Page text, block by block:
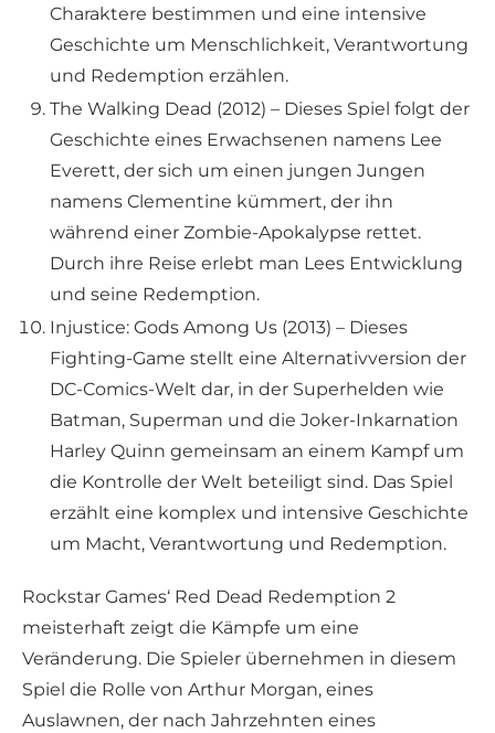
Charaktere bestimmen und eine intensive
Geschichte um Menschlichkeit, Verantwortung
und Redemption erzählen.
The Walking Dead (2012) – Dieses Spiel folgt der
Geschichte eines Erwachsenen namens Lee
Everett, der sich um einen jungen Jungen
namens Clementine kümmert, der ihn
während einer Zombie-Apokalypse rettet.
Durch ihre Reise erlebt man Lees Entwicklung
und seine Redemption.
Injustice: Gods Among Us (2013) – Dieses
Fighting-Game stellt eine Alternativversion der
DC-Comics-Welt dar, in der Superhelden wie
Batman, Superman und die Joker-Inkarnation
Harley Quinn gemeinsam an einem Kampf um
die Kontrolle der Welt beteiligt sind. Das Spiel
erzählt eine komplex und intensive Geschichte
um Macht, Verantwortung und Redemption.
Rockstar Games‘ Red Dead Redemption 2
meisterhaft zeigt die Kämpfe um eine
Veränderung. Die Spieler übernehmen in diesem
Spiel die Rolle von Arthur Morgan, eines
Auslawnen, der nach Jahrzehnten eines